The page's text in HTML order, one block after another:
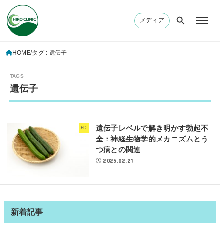
メディア
HOME タグ : 遺伝子
遺伝子
ED
遺伝子レベルで解き明かす勃起不
全：神経生物学的メカニズムとう
つ病との関連
2025.02.21
新着記事